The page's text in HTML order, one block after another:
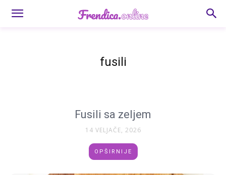
fusili
Fusili sa zeljem
14 VELJAČE, 2026
OPŠIRNIJE